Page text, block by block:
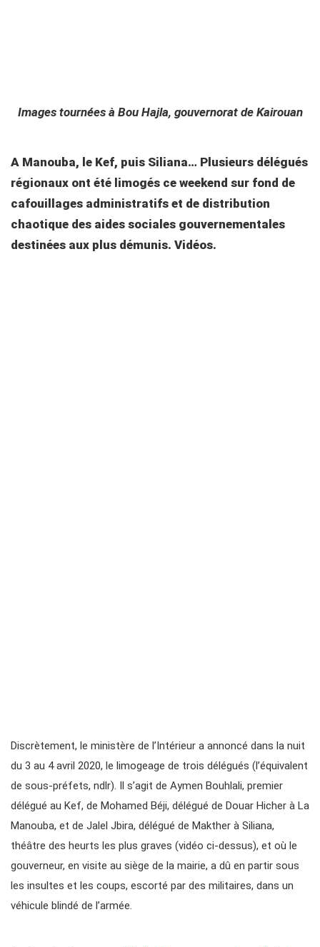
Images tournées à Bou Hajla, gouvernorat de Kairouan
A Manouba, le Kef, puis Siliana… Plusieurs délégués
régionaux ont été limogés ce weekend sur fond de
cafouillages administratifs et de distribution
chaotique des aides sociales gouvernementales
destinées aux plus démunis. Vidéos.
Discrètement, le ministère de l’Intérieur a annoncé dans la nuit
du 3 au 4 avril 2020, le limogeage de trois délégués (l’équivalent
de sous-préfets, ndlr). Il s’agit de Aymen Bouhlali, premier
délégué au Kef, de Mohamed Béji, délégué de Douar Hicher à La
Manouba, et de Jalel Jbira, délégué de Makther à Siliana,
théâtre des heurts les plus graves (vidéo ci-dessus), et où le
gouverneur, en visite au siège de la mairie, a dû en partir sous
les insultes et les coups, escorté par des militaires, dans un
véhicule blindé de l’armée.